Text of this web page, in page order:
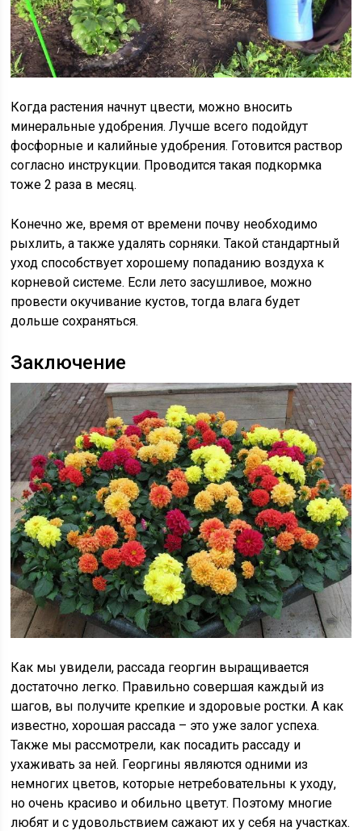
Когда растения начнут цвести, можно вносить
минеральные удобрения. Лучше всего подойдут
фосфорные и калийные удобрения. Готовится раствор
согласно инструкции. Проводится такая подкормка
тоже 2 раза в месяц.
Конечно же, время от времени почву необходимо
рыхлить, а также удалять сорняки. Такой стандартный
уход способствует хорошему попаданию воздуха к
корневой системе. Если лето засушливое, можно
провести окучивание кустов, тогда влага будет
дольше сохраняться.
Заключение
Как мы увидели, рассада георгин выращивается
достаточно легко. Правильно совершая каждый из
шагов, вы получите крепкие и здоровые ростки. А как
известно, хорошая рассада – это уже залог успеха.
Также мы рассмотрели, как посадить рассаду и
ухаживать за ней. Георгины являются одними из
немногих цветов, которые нетребовательны к уходу,
но очень красиво и обильно цветут. Поэтому многие
любят и с удовольствием сажают их у себя на участках.